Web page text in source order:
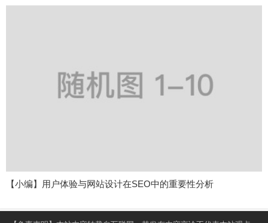
【小编】用户体验与网站设计在SEO中的重要性分析